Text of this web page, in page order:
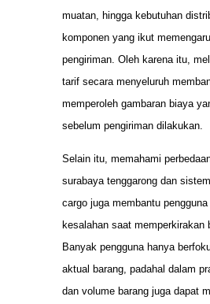
muatan, hingga kebutuhan
komponen yang ikut
pengiriman. Oleh karena itu,
tarif secara menyeluruh
memperoleh gambaran biaya
sebelum pengiriman dilakukan.
Selain itu, memahami
surabaya tenggarong dan
cargo juga membantu pengguna
kesalahan saat memperkirakan
Banyak pengguna hanya
aktual barang, padahal dalam
dan volume barang juga dapat